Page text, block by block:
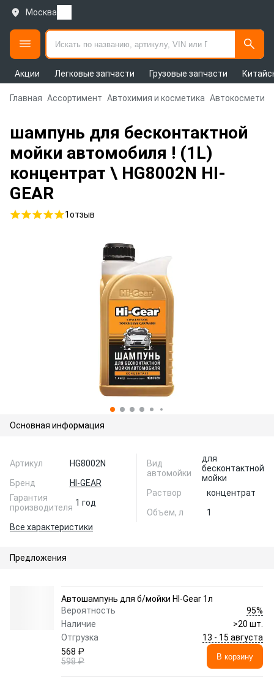
Москва
Акции Легковые запчасти Грузовые запчасти
Главная Ассортимент Автохимия и косметика Автокосметика
шампунь для бесконтактной
мойки автомобиля ! (1L)
концентрат \ HG8002N HI-
GEAR
1отзыв
Основная информация
Артикул
HG8002N
Бренд
HI-GEAR
Гарантия
производителя 1 год
Вид
автомойки
для
бесконтактной
мойки
Раствор
концентрат
Объем, л
1
Все характеристики
Предложения
Автошампунь для б/мойки HI-Gear 1л
Вероятность
95%
Наличие
>20 шт.
Отгрузка
13 - 15 августа
568 ₽
598 ₽
В корзину